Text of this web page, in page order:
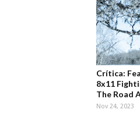
Crítica:
8x11
The Road
Nov 24, 2023